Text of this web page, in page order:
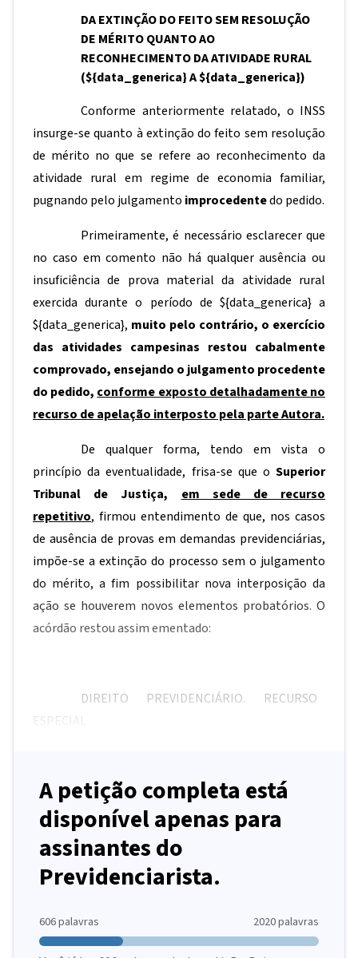
DA EXTINÇÃO DO FEITO SEM RESOLUÇÃO
DE MÉRITO QUANTO AO
RECONHECIMENTO DA ATIVIDADE RURAL
(${data_generica}A${data_generica})
Conforme anteriormente relatado, o INSS
insurge-se quanto à extinção do feito sem resolução
de mérito no que se refere ao reconhecimento da
atividade rural em regime de economia familiar,
pugnando pelo julgamento improcedentedo pedido.
Primeiramente, é necessário esclarecer que
no caso em comento não há qualquer ausência ou
insuficiência de prova material da atividade rural
exercida durante o período de ${data_generica}a
${data_generica}, muito pelo contrário, o exercício
das atividades campesinas restou cabalmente
comprovado, ensejando o julgamento procedente
do pedido, conforme exposto detalhadamente no
recurso de apelação interposto pela parte Autora.
De qualquer forma, tendo em vista o
princípio da eventualidade, frisa-se que o Superior
Tribunal de Justiça, em sede de recurso
repetitivo, firmou entendimento de que, nos casos
de ausência de provas em demandas previdenciárias,
impõe-se a extinção do processo sem o julgamento
do mérito, a fim possibilitar nova interposição da
ação se houverem novos elementos probatórios. O
acórdão restou assim ementado:
DIREITO PREVIDENCIÁRIO. RECURSO
ESPECIAL
A petição completa está
disponível apenas para
assinantes do
Previdenciarista.
606palavras 2020palavras